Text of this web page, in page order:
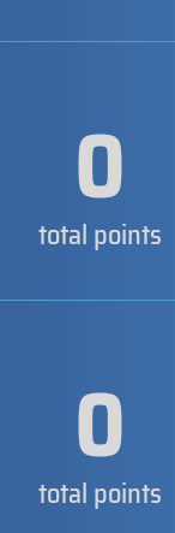
0
total points
0
total points